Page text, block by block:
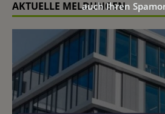
AKTUELLE MELDUNGEN
auch Ihren